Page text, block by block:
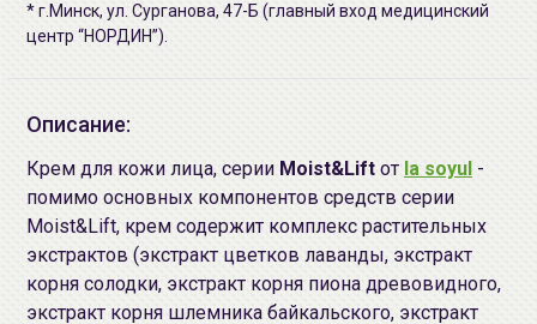
* г.Минск, ул. Сурганова, 47-Б (главный вход медицинский
центр “НОРДИН”).
Описание:
Крем для кожи лица, серии Moist&Lift от la soyul -
помимо основных компонентов средств серии
Moist&Lift, крем содержит комплекс растительных
экстрактов (экстракт цветков лаванды, экстракт
корня солодки, экстракт корня пиона древовидного,
экстракт корня шлемника байкальского, экстракт